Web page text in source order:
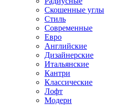
Скошенные углы
Стиль
Современные
Евро
Английские
Дизайнерские
Итальянские
Кантри
Классические
Лофт
Модерн